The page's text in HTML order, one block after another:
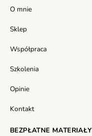
O mnie
Sklep
Współpraca
Szkolenia
Opinie
Kontakt
BEZPŁATNE MATERIAŁY